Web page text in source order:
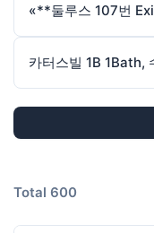
«
Total 600